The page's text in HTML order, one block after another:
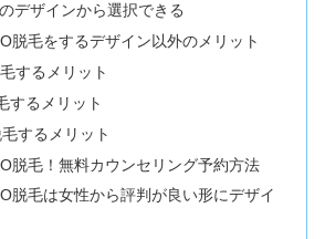
デザインから選択できる
脱毛をするデザイン以外のメリット
するメリット
するメリット
するメリット
脱毛！無料カウンセリング予約方法
脱毛は女性から評判が良い形にデザイ